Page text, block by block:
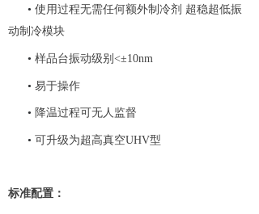
• 使用过程无需任何额外制冷剂 超稳超低振
动制冷模块
• 样品台振动级别 <±10nm
• 易于操作
• 降温过程可无人监督
• 可升级为超高真空UHV型
标准配置：